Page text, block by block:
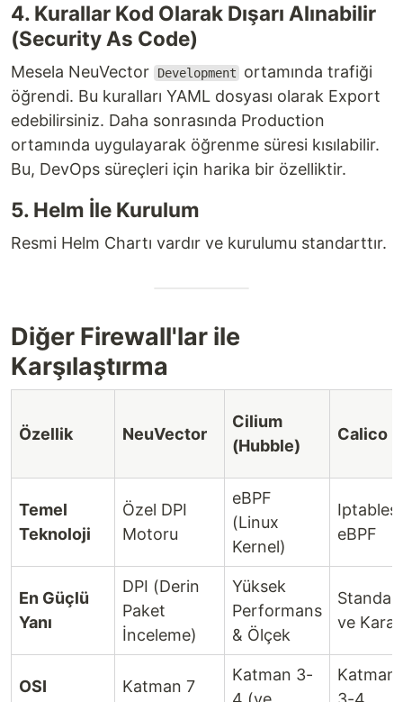
4. Kurallar Kod Olarak Dışarı Alınabilir
(Security As Code)
Mesela NeuVector Development
ortamında trafiği
öğrendi. Bu kuralları YAML dosyası olarak Export
edebilirsiniz. Daha sonrasında Production
ortamında uygulayarak öğrenme süresi kısılabilir.
Bu, DevOps süreçleri için harika bir özelliktir.
5. Helm İle Kurulum
Resmi Helm Chartı vardır ve kurulumu standarttır.
Diğer Firewall'lar ile
Karşılaştırma
Özellik NeuVector
Cilium
(Hubble)
Calico
Temel
Teknoloji
Özel DPI
Motoru
eBPF
(Linux
Kernel)
Iptables
eBPF
En Güçlü
Yanı
DPI (Derin
Paket
İnceleme)
Yüksek
Performans
& Ölçek
ve
OSI
Katman 7
Katman 3-
Katman